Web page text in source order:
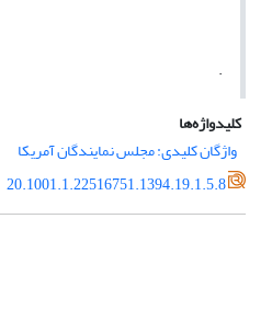
.
کلیدواژه‌ها
واژگان کلیدی: مجلس نمایندگان آمریکا
20.1001.1.22516751.1394.19.1.5.8